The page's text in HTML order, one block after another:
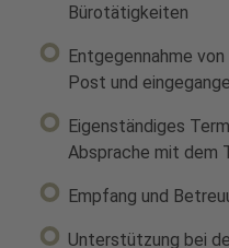
Bürotätigkeiten
Entgegennahme
Post und
Eigenständiges
Absprache mit dem
Empfang und
Unterstützung bei